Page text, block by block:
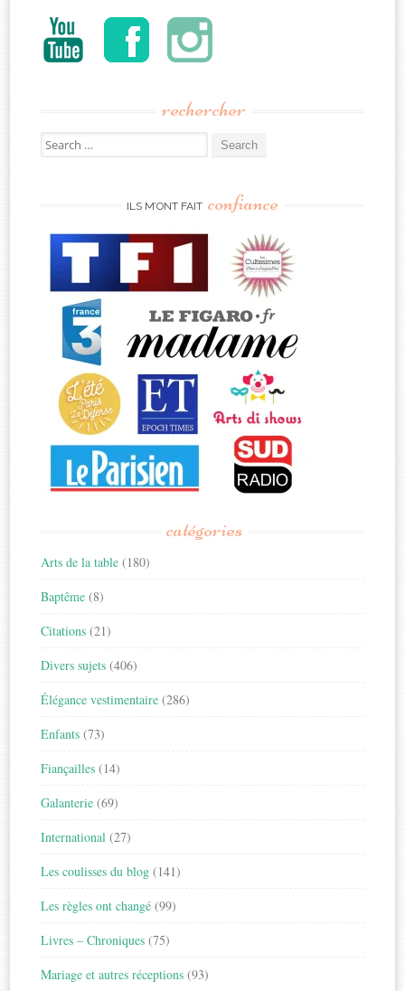
rechercher
Search
for:
ILS M’ONT FAIT confiance
catégories
Arts de la table (180)
Baptême (8)
Citations (21)
Divers sujets (406)
Élégance vestimentaire (286)
Enfants (73)
Fiançailles (14)
Galanterie (69)
International (27)
Les coulisses du blog (141)
Les règles ont changé (99)
Livres – Chroniques (75)
Mariage et autres réceptions (93)